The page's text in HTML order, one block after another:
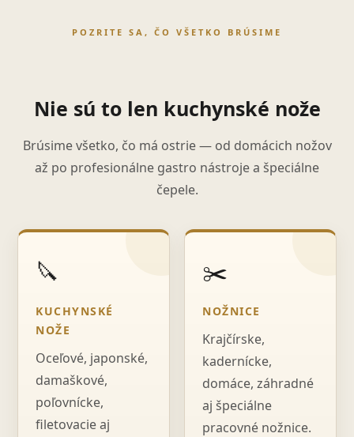
POZRITE SA, ČO VŠETKO BRÚSIME
Nie sú to len kuchynské nože
Brúsime všetko, čo má ostrie — od domácich nožov
až po profesionálne gastro nástroje a špeciálne
čepele.
🔪
KUCHYNSKÉ
NOŽE
Oceľové, japonské,
damaškové,
poľovnícke,
filetovacie aj
✂️
NOŽNICE
Krajčírske,
kadernícke,
domáce, záhradné
aj špeciálne
pracovné nožnice.